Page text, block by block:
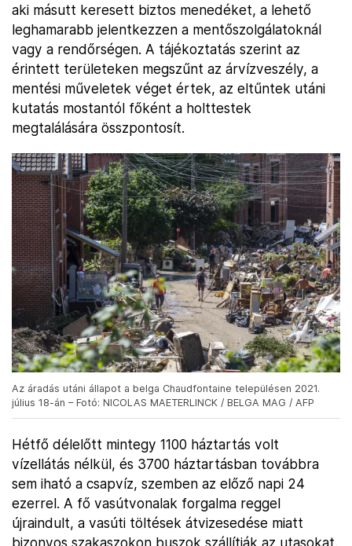
aki másutt keresett biztos menedéket, a lehető
leghamarabb jelentkezzen a mentőszolgálatoknál
vagy a rendőrségen. A tájékoztatás szerint az
érintett területeken megszűnt az árvízveszély, a
mentési műveletek véget értek, az eltűntek utáni
kutatás mostantól főként a holttestek
megtalálására összpontosít.
Az áradás utáni állapot a belga Chaudfontaine településen 2021.
július 18-án – Fotó: NICOLAS MAETERLINCK / BELGA MAG / AFP
Hétfő délelőtt mintegy 1100 háztartás volt
vízellátás nélkül, és 3700 háztartásban továbbra
sem iható a csapvíz, szemben az előző napi 24
ezerrel. A fő vasútvonalak forgalma reggel
újraindult, a vasúti töltések átvizesedése miatt
bizonyos szakaszokon buszok szállítják az utasokat.